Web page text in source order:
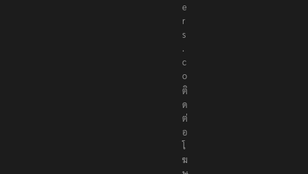
e
r
s
.
c
o
ติ
ด
ต่
อ
โ
ฆ